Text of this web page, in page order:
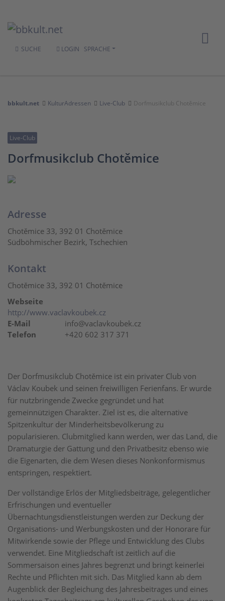
SUCHE LOGIN SPRACHE
bbkult.net KulturAdressen Live-Club Dorfmusikclub Chotěmice
Live-Club
Dorfmusikclub Chotěmice
Der Dorfmusikclub Chotěmice ist ein privater Club von
Václav Koubek und seinen freiwilligen Ferienfans. Er wurde
für nutzbringende Zwecke gegründet und hat
gemeinnützigen Charakter. Ziel ist es, die alternative
Spitzenkultur der Minderheitsbevölkerung zu
popularisieren. Clubmitglied kann werden, wer das Land, die
Dramaturgie der Gattung und den Privatbesitz ebenso wie
die Eigenarten, die dem Wesen dieses Nonkonformismus
entspringen, respektiert.
Der vollständige Erlös der Mitgliedsbeiträge, gelegentlicher
Erfrischungen und eventueller
Übernachtungsdienstleistungen werden zur Deckung der
Organisations- und Werbungskosten und der Honorare für
Mitwirkende sowie der Pflege und Entwicklung des Clubs
verwendet. Eine Mitgliedschaft ist zeitlich auf die
Sommersaison eines Jahres begrenzt und bringt keinerlei
Rechte und Pflichten mit sich. Das Mitglied kann ab dem
Augenblick der Begleichung des Jahresbeitrages und eines
Adresse
Chotěmice 33, 392 01 Chotěmice
Südböhmischer Bezirk, Tschechien
Kontakt
Chotěmice 33, 392 01 Chotěmice
Webseite
http://www.vaclavkoubek.cz
E-Mail
info@vaclavkoubek.cz
Telefon
+420 602 317 371